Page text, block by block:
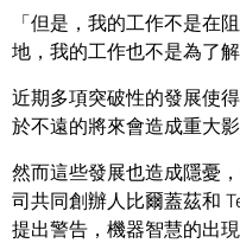
「但是，我的工作不是在
地，我的工作也不是為了
近期多項突破性的發展使
於不遠的將來會造成重大影
然而這些發展也造成隱憂
司共同創辦人比爾蓋茲和
提出警告，機器智慧的出